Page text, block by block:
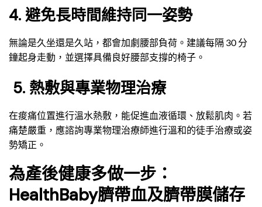
4. 避免長時間維持同一姿勢
無論是久坐還是久站，都會加劇腰部負荷。建議每隔 30 分
鐘起身走動，並選擇具備良好腰部支撐的椅子。
5. 熱敷與專業物理治療
在痠痛位置進行溫水熱敷，能促進血液循環、放鬆肌肉。若
痛楚嚴重，應諮詢專業物理治療師進行溫和的徒手治療或姿
勢矯正。
為產後健康多做一步：
HealthBaby臍帶血及臍帶膜儲存